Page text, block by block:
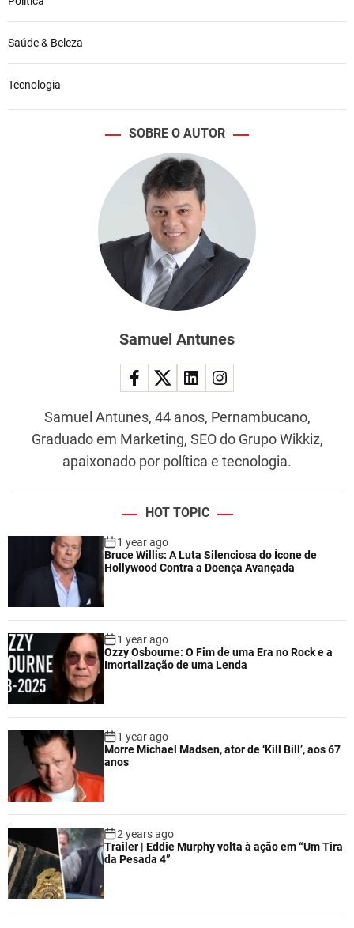
Saúde & Beleza
Tecnologia
SOBRE O AUTOR
Samuel Antunes
Samuel Antunes, 44 anos, Pernambucano,
Graduado em Marketing, SEO do Grupo Wikkiz,
apaixonado por política e tecnologia.
HOT TOPIC
1 year ago
Bruce Willis: A Luta Silenciosa do Ícone de
Hollywood Contra a Doença Avançada
1 year ago
Ozzy Osbourne: O Fim de uma Era no Rock e a
Imortalização de uma Lenda
1 year ago
Morre Michael Madsen, ator de ‘Kill Bill’, aos 67
anos
2 years ago
Trailer | Eddie Murphy volta à ação em “Um Tira
da Pesada 4”